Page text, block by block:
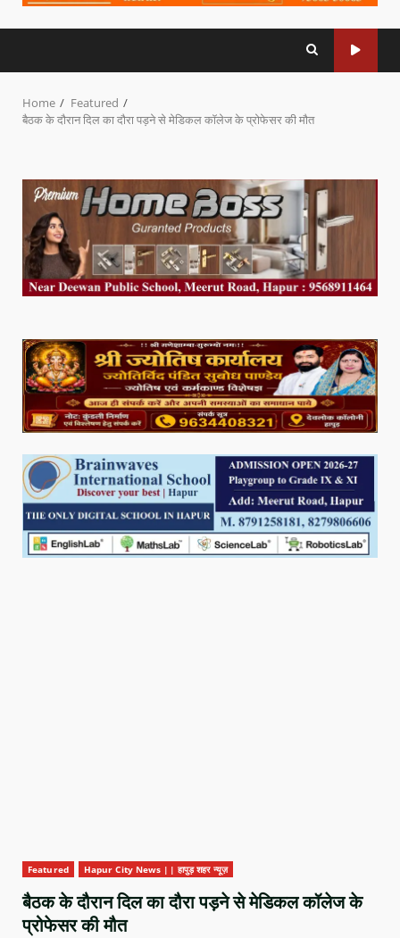
Home
Featured
बैठक के दौरान दिल का दौरा पड़ने से मेडिकल कॉलेज के प्रोफेसर की मौत
Featured Hapur City News || हापुड़ शहर न्यूज़
बैठक के दौरान दिल का दौरा पड़ने से मेडिकल कॉलेज के
प्रोफेसर की मौत